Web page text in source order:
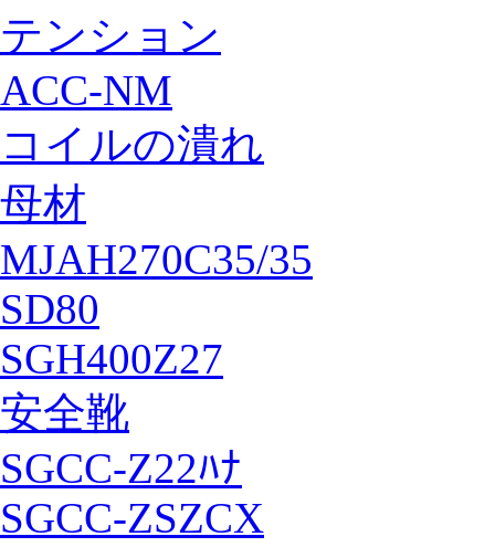
テンション
ACC-NM
コイルの潰れ
母材
MJAH270C35/35
SD80
SGH400Z27
安全靴
SGCC-Z22ﾊﾅ
SGCC-ZSZCX